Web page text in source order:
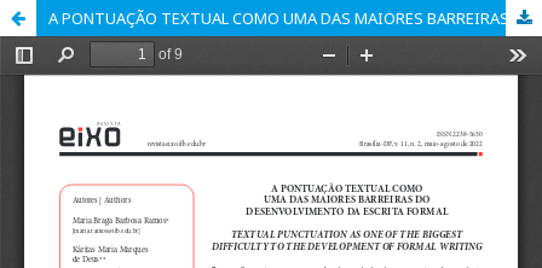
A PONTUAÇÃO TEXTUAL COMO UMA DAS MAIORES BARREIRAS DO DESENVOLVIMENTO DA ESCRITA FORMAL